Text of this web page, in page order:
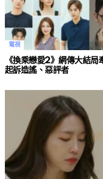
電視
《換乘戀愛2》網傳大結
起訴造謠、惡評者